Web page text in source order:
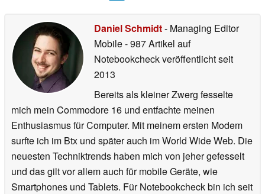
Daniel Schmidt- Managing Editor
Mobile- 987 Artikel auf
Notebookcheck veröffentlichtseit
2013
Bereits als kleiner Zwerg fesselte
mich mein Commodore 16 und entfachte meinen
Enthusiasmus für Computer. Mit meinem ersten Modem
surfte ich im Btx und später auch im World Wide Web. Die
neuesten Techniktrends haben mich von jeher gefesselt
und das gilt vor allem auch für mobile Geräte, wie
Smartphones und Tablets. Für Notebookcheck bin ich seit